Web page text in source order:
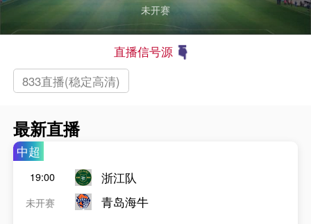
未开赛
直播信号源
833直播(稳定高清)
最新直播
中超
19:00
未开赛
浙江队
青岛海牛